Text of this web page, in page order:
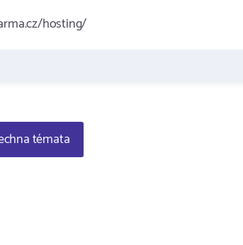
hosting/
témata